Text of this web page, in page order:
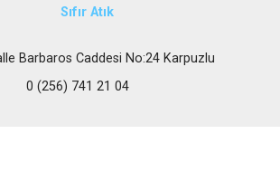
Sıfır Atık
Barbaros Caddesi No:24 Karpuzlu
0 (256) 741 21 04